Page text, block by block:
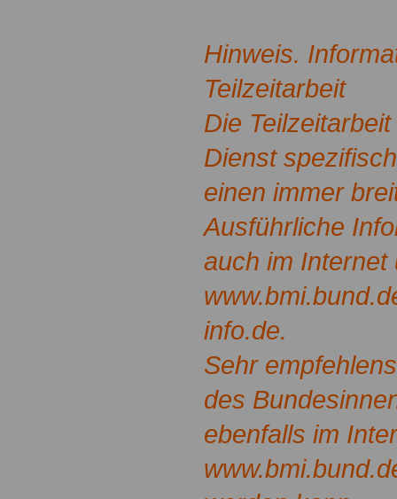
Hinweis.
Teilzeitarbeit
Die
Dienst
einen immer
Ausführliche
auch im Internet
info.de.
Sehr
des
ebenfalls im